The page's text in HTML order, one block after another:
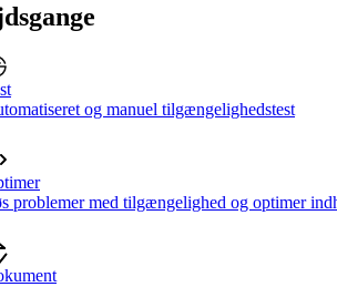
og manuel tilgængelighedstest
problemer med tilgængelighed og optimer